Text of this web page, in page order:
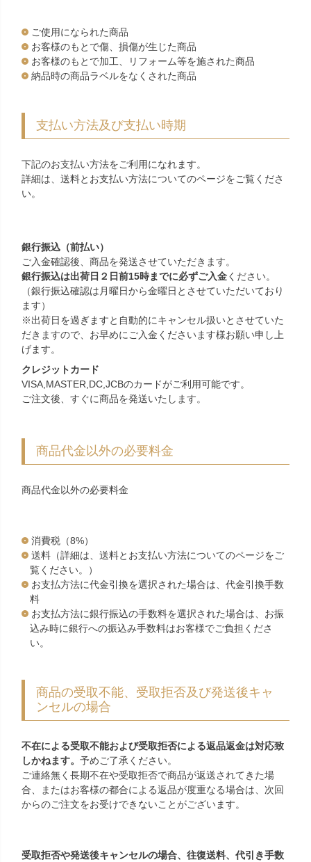
ご使用になられた商品
お客様のもとで傷、損傷が生じた商品
お客様のもとで加工、リフォーム等を施された商品
納品時の商品ラベルをなくされた商品
支払い方法及び支払い時期
下記のお支払い方法をご利用になれます。
詳細は、送料とお支払い方法についてのページをご覧くださ
い。
銀行振込（前払い）
ご入金確認後、商品を発送させていただきます。
銀行振込は出荷日２日前15時までに必ずご入金ください。
（銀行振込確認は月曜日から金曜日とさせていただいており
ます）
※出荷日を過ぎますと自動的にキャンセル扱いとさせていた
だきますので、お早めにご入金くださいます様お願い申し上
げます。
クレジットカード
VISA,MASTER,DC,JCBのカードがご利用可能です。
ご注文後、すぐに商品を発送いたします。
商品代金以外の必要料金
商品代金以外の必要料金
消費税（8%）
送料（詳細は、送料とお支払い方法についてのページをご
覧ください。）
お支払方法に代金引換を選択された場合は、代金引換手数
料
お支払方法に銀行振込の手数料を選択された場合は、お振
込み時に銀行への振込み手数料はお客様でご負担くださ
い。
商品の受取不能、受取拒否及び発送後キャ
ンセルの場合
不在による受取不能および受取拒否による返品返金は対応致
しかねます。 予めご了承ください。
ご連絡無く長期不在や受取拒否で商品が返送されてきた場
合、またはお客様の都合による返品が度重なる場合は、次回
からのご注文をお受けできないことがございます。
受取拒否や発送後キャンセルの場合、往復送料、代引き手数